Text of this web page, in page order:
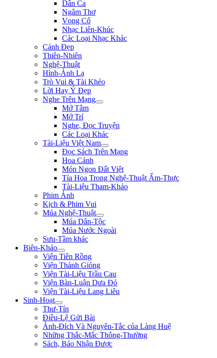
Dân Ca
Ngâm Thơ
Vọng Cổ
Nhạc Liên-Khúc
Các Loại Nhạc Khác
Cảnh Đẹp
Thiên-Nhiên
Nghệ-Thuật
Hình-Ảnh Lạ
Trò Vui & Tài Khéo
Lời Hay Ý Đẹp
Nghe Trên Mạng
Mở Tâm
Mở Trí
Nghe, Đọc Truyện
Các Loại Khác
Tài-Liệu Việt Nam
Đọc Sách Trên Mạng
Hoa Cảnh
Món Ngon Đất Việt
Tỉa Hoa Trong Nghệ-Thuật Ẩm-Thực
Tài-Liệu Tham-Khảo
Phim Ảnh
Kịch & Phim Vui
Múa Nghệ-Thuật
Múa Dân-Tộc
Múa Nước Ngoài
Sưu-Tầm khác
Biên-Khảo
Viện Tiên Rồng
Viện Thánh Gióng
Viện Tài-Liệu Trầu Cau
Viện Bàn-Luận Dưa Đỏ
Viện Tài-Liệu Lang Liêu
Sinh-Hoạt
Thư-Tín
Điều-Lệ Gửi Bài
Ảnh-Đích Và Nguyên-Tắc của Làng Huệ
Những Thắc-Mắc Thông-Thường
Sách, Báo Nhận Được